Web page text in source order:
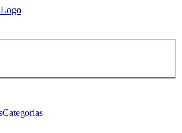
Categorias